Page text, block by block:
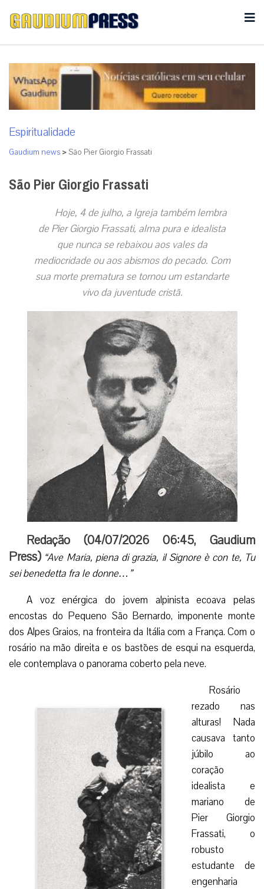
Espiritualidade
Gaudium news >São Pier Giorgio Frassati
São Pier Giorgio Frassati
Hoje, 4 de julho, a Igreja também lembra
de Pier Giorgio Frassati, alma pura e idealista
que nunca se rebaixou aos vales da
mediocridade ou aos abismos do pecado. Com
sua morte prematura se tornou um estandarte
vivo da juventude cristã.
Redação (04/07/2026 06:45, Gaudium
Press) “Ave Maria, piena di grazia, il Signore è con te, Tu
sei benedetta fra le donne…”
A voz enérgica do jovem alpinista ecoava pelas
encostas do Pequeno São Bernardo, imponente monte
dos Alpes Graios, na fronteira da Itália com a França. Com o
rosário na mão direita e os bastões de esqui na esquerda,
ele contemplava o panorama coberto pela neve.
Rosário
rezado nas
alturas! Nada
causava tanto
júbilo ao
coração
idealista e
mariano de
Pier Giorgio
Frassati, o
robusto
estudante de
engenharia